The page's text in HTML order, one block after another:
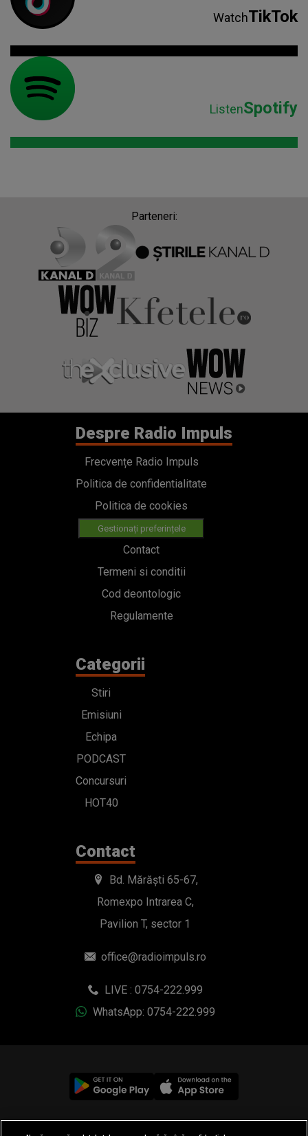
WatchTikTok
ListenSpotify
Parteneri:
Despre Radio Impuls
Frecvențe Radio Impuls
Politica de confidentialitate
Politica de cookies
Gestionați preferințele
Contact
Termeni si conditii
Cod deontologic
Regulamente
Categorii
Stiri
Emisiuni
Echipa
PODCAST
Concursuri
HOT40
Contact
Bd. Mărăști 65-67,
Romexpo Intrarea C,
Pavilion T, sector 1
office@radioimpuls.ro
LIVE : 0754-222.999
WhatsApp: 0754-222.999
© 2019-2026 DOGAN MEDIA INTERNATIONAL SA, Toate